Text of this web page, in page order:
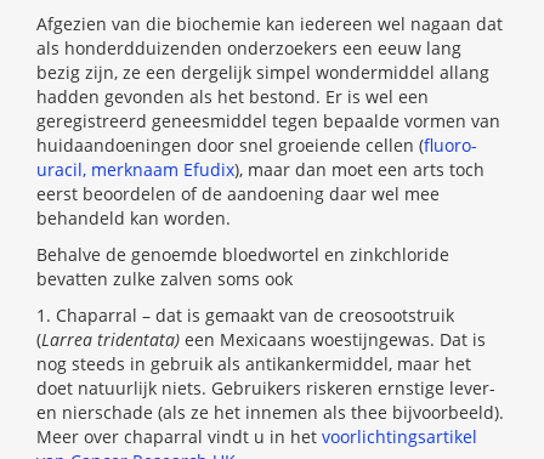
Afgezien van die biochemie kan iedereen wel nagaan dat
als honderdduizenden onderzoekers een eeuw lang
bezig zijn, ze een dergelijk simpel wondermiddel allang
hadden gevonden als het bestond. Er is wel een
geregistreerd geneesmiddel tegen bepaalde vormen van
huidaandoeningen door snel groeiende cellen (fluoro-
uracil, merknaam Efudix), maar dan moet een arts toch
eerst beoordelen of de aandoening daar wel mee
behandeld kan worden.
Behalve de genoemde bloedwortel en zinkchloride
bevatten zulke zalven soms ook
1. Chaparral – dat is gemaakt van de creosootstruik
(Larrea tridentata) een Mexicaans woestijngewas. Dat is
nog steeds in gebruik als antikankermiddel, maar het
doet natuurlijk niets. Gebruikers riskeren ernstige lever-
en nierschade (als ze het innemen als thee bijvoorbeeld).
Meer over chaparral vindt u in het voorlichtingsartikel